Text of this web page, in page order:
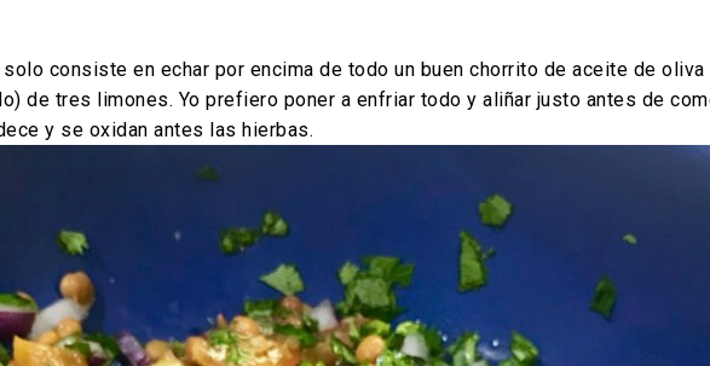
consiste en echar por encima de todo un buen chorrito de aceite de
de tres limones. Yo prefiero poner a enfriar todo y aliñar justo antes de
y se oxidan antes las hierbas.